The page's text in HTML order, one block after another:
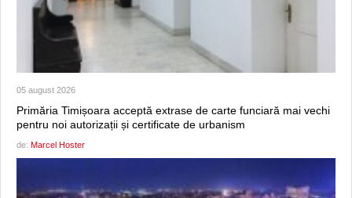
05 august 2026
Primăria Timișoara acceptă extrase de carte funciară mai vechi
pentru noi autorizații și certificate de urbanism
de: Marcel Hoster